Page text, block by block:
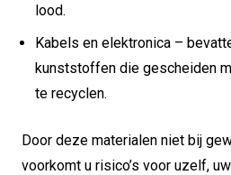
lood.
Kabels en elektronica –
kunststoffen die gescheiden
te recyclen.
Door deze materialen niet bij
voorkomt u risico’s voor uzelf,